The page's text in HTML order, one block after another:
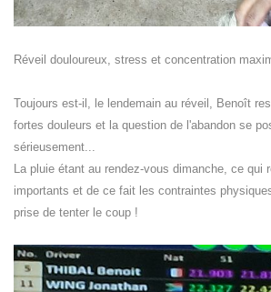
Réveil douloureux, stress et concentration
Toujours est-il, le lendemain au réveil, Benoît
fortes douleurs et la question de l'abandon se
sérieusement...
La pluie étant au rendez-vous dimanche, ce qui
importants et de ce fait les contraintes
prise de tenter le coup !